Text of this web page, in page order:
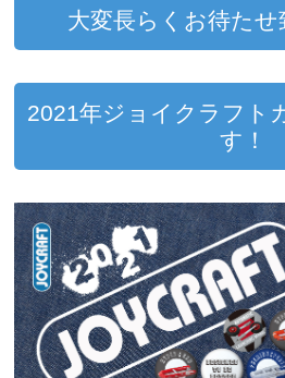
大変長らくお待たせ
2021年ジョイクラフト
す！